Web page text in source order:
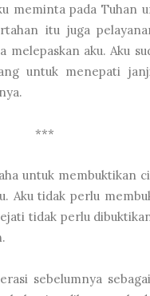
meminta pada Tuhan
itu juga
melepaskan aku. Aku
untuk menepati
***
untuk membuktikan
Aku tidak perlu
tidak perlu
sebelumnya